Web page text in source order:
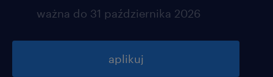
ważna do 31 października 2026
aplikuj